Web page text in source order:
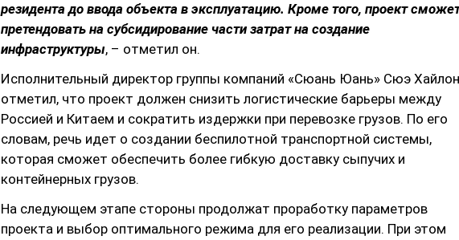
резидента до ввода объекта в эксплуатацию. Кроме того, проект
претендовать на субсидирование части затрат на создание
инфраструктуры, – отметил он.
Исполнительный директор группы компаний «Сюань Юань» Сюэ Хайлон
отметил, что проект должен снизить логистические барьеры между
Россией и Китаем и сократить издержки при перевозке грузов. По его
словам, речь идет о создании беспилотной транспортной системы,
которая сможет обеспечить более гибкую доставку сыпучих и
контейнерных грузов.
На следующем этапе стороны продолжат проработку параметров
проекта и выбор оптимального режима для его реализации. При этом